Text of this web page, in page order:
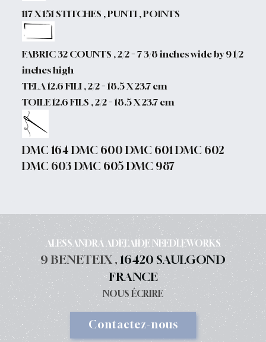
117 X 151 STITCHES , PUNTI , POINTS
FABRIC 32 COUNTS , 2/2 = 7 3/8 inches wide by 9 1/2
inches high
TELA 12.6 FILI , 2/2 = 18.5 X 23.7 cm
TOILE 12.6 FILS , 2/2 = 18.5 X 23.7 cm
DMC 164 DMC 600 DMC 601 DMC 602
DMC 603 DMC 605 DMC 987
ALESSANDRA ADELAIDE NEEDLEWORKS
9 BENETEIX ,16420 SAULGOND
FRANCE
NOUS ÉCRIRE
Contactez-nous